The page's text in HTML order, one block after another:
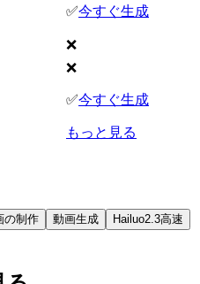
✅今すぐ生成
❌
❌
✅今すぐ生成
もっと見る
の制作 動画生成
Hailuo2.3高速